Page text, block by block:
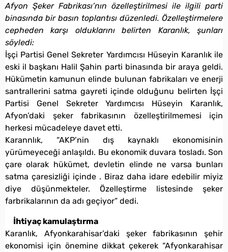
Afyon Şeker Fabrikası’nın özelleştirilmesi ile ilgili parti
binasında bir basın toplantısı düzenledi. Özelleştirmelere
cepheden karşı olduklarını belirten Karanlık, şunları
söyledi:
İşçi Partisi Genel Sekreter Yardımcısı Hüseyin Karanlık ile
eski il başkanı Halil Şahin parti binasında bir araya geldi.
Hükümetin kamunun elinde bulunan fabrikaları ve enerji
santrallerini satma gayreti içinde olduğunu belirten İşçi
Partisi Genel Sekreter Yardımcısı Hüseyin Karanlık,
Afyon’daki şeker fabrikasının özelleştirilmemesi için
herkesi mücadeleye davet etti.
Karannlık, “AKP’nin dış kaynaklı ekonomisinin
yürümeyeceği anlaşıldı. Bu ekonomik duvara tosladı. Son
çare olarak hükümet, devletin elinde ne varsa bunları
satma çaresizliği içinde . Biraz daha idare edebilir miyiz
diye düşünmekteler. Özelleştirme listesinde şeker
farbrikalarının da adı geçiyor” dedi.
İhtiyaç kamulaştırma
Karanlık, Afyonkarahisar’daki şeker fabrikasının şehir
ekonomisi için önemine dikkat çekerek “Afyonkarahisar